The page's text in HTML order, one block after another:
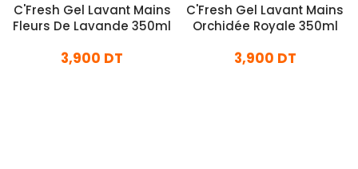
C'Fresh Gel Lavant Mains
Fleurs De Lavande 350ml
3,900 DT
C'Fresh Gel Lavant Mains
Orchidée Royale 350ml
3,900 DT